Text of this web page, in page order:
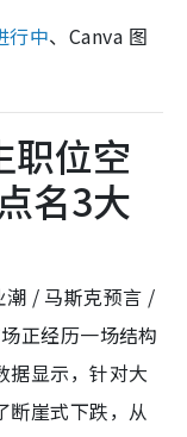
行中、Canva 图
职位空
名3大
潮 / 马斯克预言 /
正经历一场结构
据显示，针对大
断崖式下跌，从